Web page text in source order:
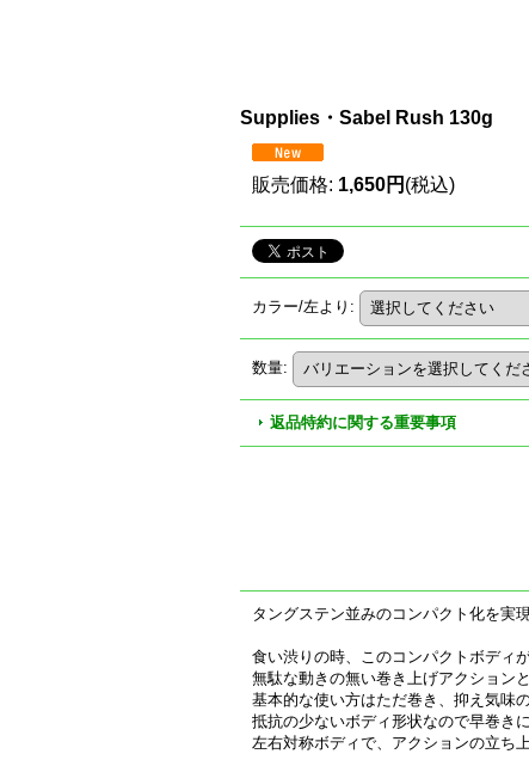
Supplies・Sabel Rush 130g
販売価格: 1,650円 (税込)
カラー/左より :
数量:
返品特約に関する重要事項
タングステン並みのコンパクト化を実
食い渋りの時、このコンパクトボディが
無駄な動きの無い巻き上げアクション
基本的な使い方はただ巻き、抑え気味
抵抗の少ないボディ形状なので早巻きに
左右対称ボディで、アクションの立ち